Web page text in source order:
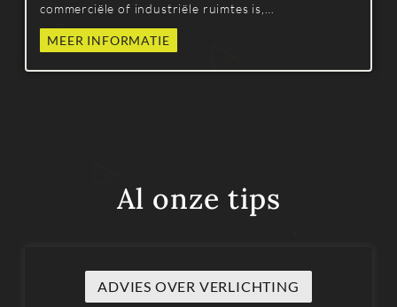
commerciële of industriële ruimtes is,
besluitvormers zijn op zoek naar een combinatie van
energieprestaties, visueel comfort en elegant design.
MEER INFORMATIE
Al onze tips
ADVIES OVER VERLICHTING